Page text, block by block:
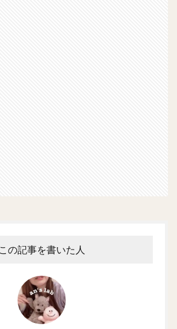
この記事を書いた人